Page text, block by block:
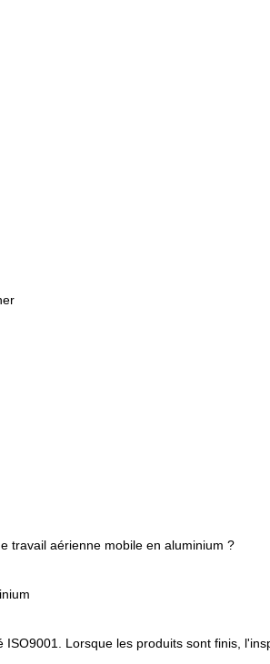
travail aérienne mobile en aluminium ?
Lorsque les produits sont finis,